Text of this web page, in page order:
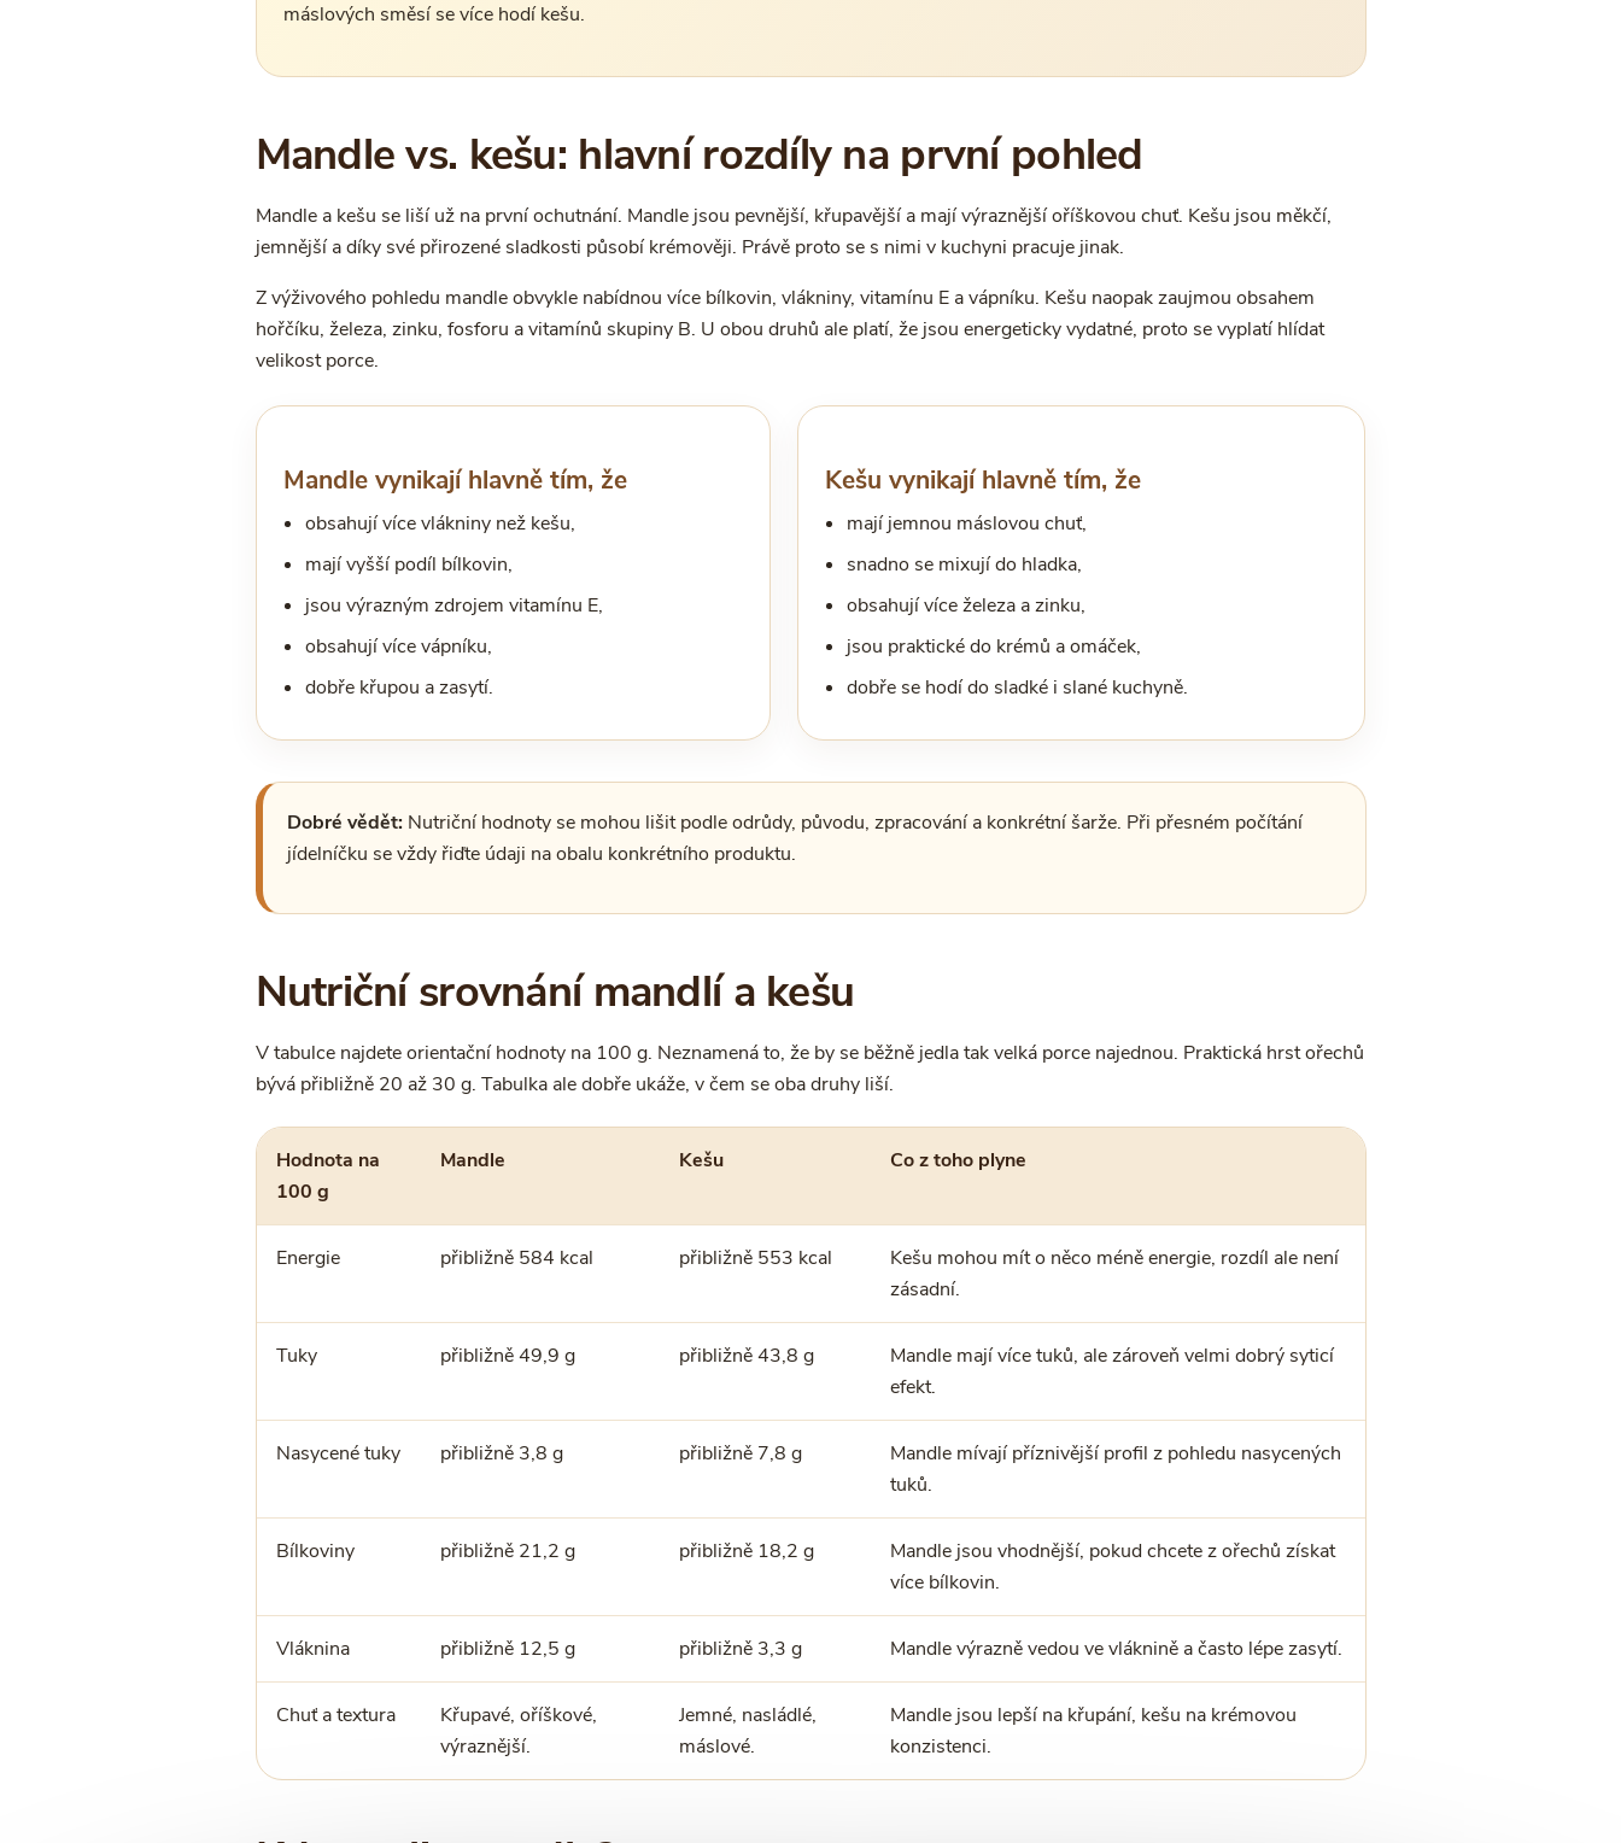
máslových směsí se více hodí kešu.
Mandle vs. kešu: hlavní rozdíly na první pohled
Mandle a kešu se liší už na první ochutnání. Mandle jsou pevnější, křupavější a mají výraznější oříškovou chuť. Kešu jsou měkčí,
jemnější a díky své přirozené sladkosti působí krémověji. Právě proto se s nimi v kuchyni pracuje jinak.
Z výživového pohledu mandle obvykle nabídnou více bílkovin, vlákniny, vitamínu E a vápníku. Kešu naopak zaujmou obsahem
hořčíku, železa, zinku, fosforu a vitamínů skupiny B. U obou druhů ale platí, že jsou energeticky vydatné, proto se vyplatí hlídat
velikost porce.
Mandle vynikají hlavně tím, že
obsahují více vlákniny než kešu,
mají vyšší podíl bílkovin,
jsou výrazným zdrojem vitamínu E,
obsahují více vápníku,
dobře křupou a zasytí.
Kešu vynikají hlavně tím, že
mají jemnou máslovou chuť,
snadno se mixují do hladka,
obsahují více železa a zinku,
jsou praktické do krémů a omáček,
dobře se hodí do sladké i slané kuchyně.
Dobré vědět:Nutriční hodnoty se mohou lišit podle odrůdy, původu, zpracování a konkrétní šarže. Při přesném počítání
jídelníčku se vždy řiďte údaji na obalu konkrétního produktu.
Nutriční srovnání mandlí a kešu
V tabulce najdete orientační hodnoty na 100 g. Neznamená to, že by se běžně jedla tak velká porce najednou. Praktická hrst ořechů
bývá přibližně 20 až 30 g. Tabulka ale dobře ukáže, v čem se oba druhy liší.
Hodnota na
100 g
Mandle Kešu Co z toho plyne
Energie přibližně 584 kcal přibližně 553 kcal
Kešu mohou mít o něco méně energie, rozdíl ale není
zásadní.
Tuky přibližně 49,9 g přibližně 43,8 g
Mandle mají více tuků, ale zároveň velmi dobrý syticí
efekt.
Nasycené tuky přibližně 3,8 g přibližně 7,8 g
Mandle mívají příznivější profil z pohledu nasycených
tuků.
Bílkoviny přibližně 21,2 g přibližně 18,2 g
Mandle jsou vhodnější, pokud chcete z ořechů získat
více bílkovin.
Vláknina přibližně 12,5 g přibližně 3,3 g Mandle výrazně vedou ve vláknině a často lépe zasytí.
Chuť a textura
Křupavé, oříškové,
výraznější.
Jemné, nasládlé,
máslové.
Mandle jsou lepší na křupání, kešu na krémovou
konzistenci.